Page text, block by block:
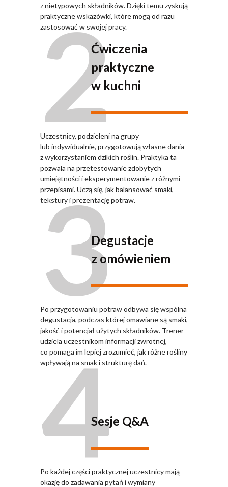
z nietypowych składników. Dzięki temu zyskują
praktyczne wskazówki, które mogą od razu
zastosować w swojej pracy.
2Ćwiczenia
praktyczne
w kuchni
Uczestnicy, podzieleni na grupy
lub indywidualnie, przygotowują własne dania
z wykorzystaniem dzikich roślin. Praktyka ta
pozwala na przetestowanie zdobytych
umiejętności i eksperymentowanie z różnymi
przepisami. Uczą się, jak balansować smaki,
tekstury i prezentację potraw.
3Degustacje
z omówieniem
Po przygotowaniu potraw odbywa się wspólna
degustacja, podczas której omawiane są smaki,
jakość i potencjał użytych składników. Trener
udziela uczestnikom informacji zwrotnej,
co pomaga im lepiej zrozumieć, jak różne rośliny
wpływają na smak i strukturę dań.
4Sesje Q&A
Po każdej części praktycznej uczestnicy mają
okazję do zadawania pytań i wymiany